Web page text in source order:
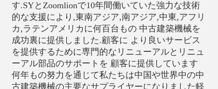
す.SYとZoomlionで10年間働いていた強力な技術
的な支援により,東南アジア,南アジア,中東,アフリ
カ,ラテンアメリカに何百台もの 中古建築機械を
成功裏に提供しました.顧客に より良いサービス
を提供するために専門的なリニューアルとリニュ
ーアル部品のサポートを 顧客に提供しています
何年もの努力を通じて私たちは中国や世界中の中
古建築機械の主要なサプライヤーになりました軽